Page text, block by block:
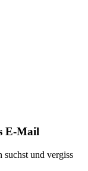
E-Mail
suchst und vergiss